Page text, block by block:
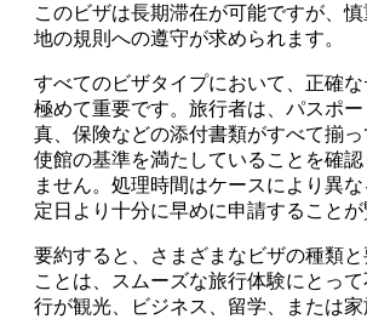
このビザは長期滞在が可能ですが、
地の規則への遵守が求められます。
すべてのビザタイプにおいて、正確
極めて重要です。旅行者は、パスポ
真、保険などの添付書類がすべて揃
使館の基準を満たしていることを確認
ません。処理時間はケースにより異
定日より十分に早めに申請することが
要約すると、さまざまなビザの種類
ことは、スムーズな旅行体験にとっ
行が観光、ビジネス、留学、または